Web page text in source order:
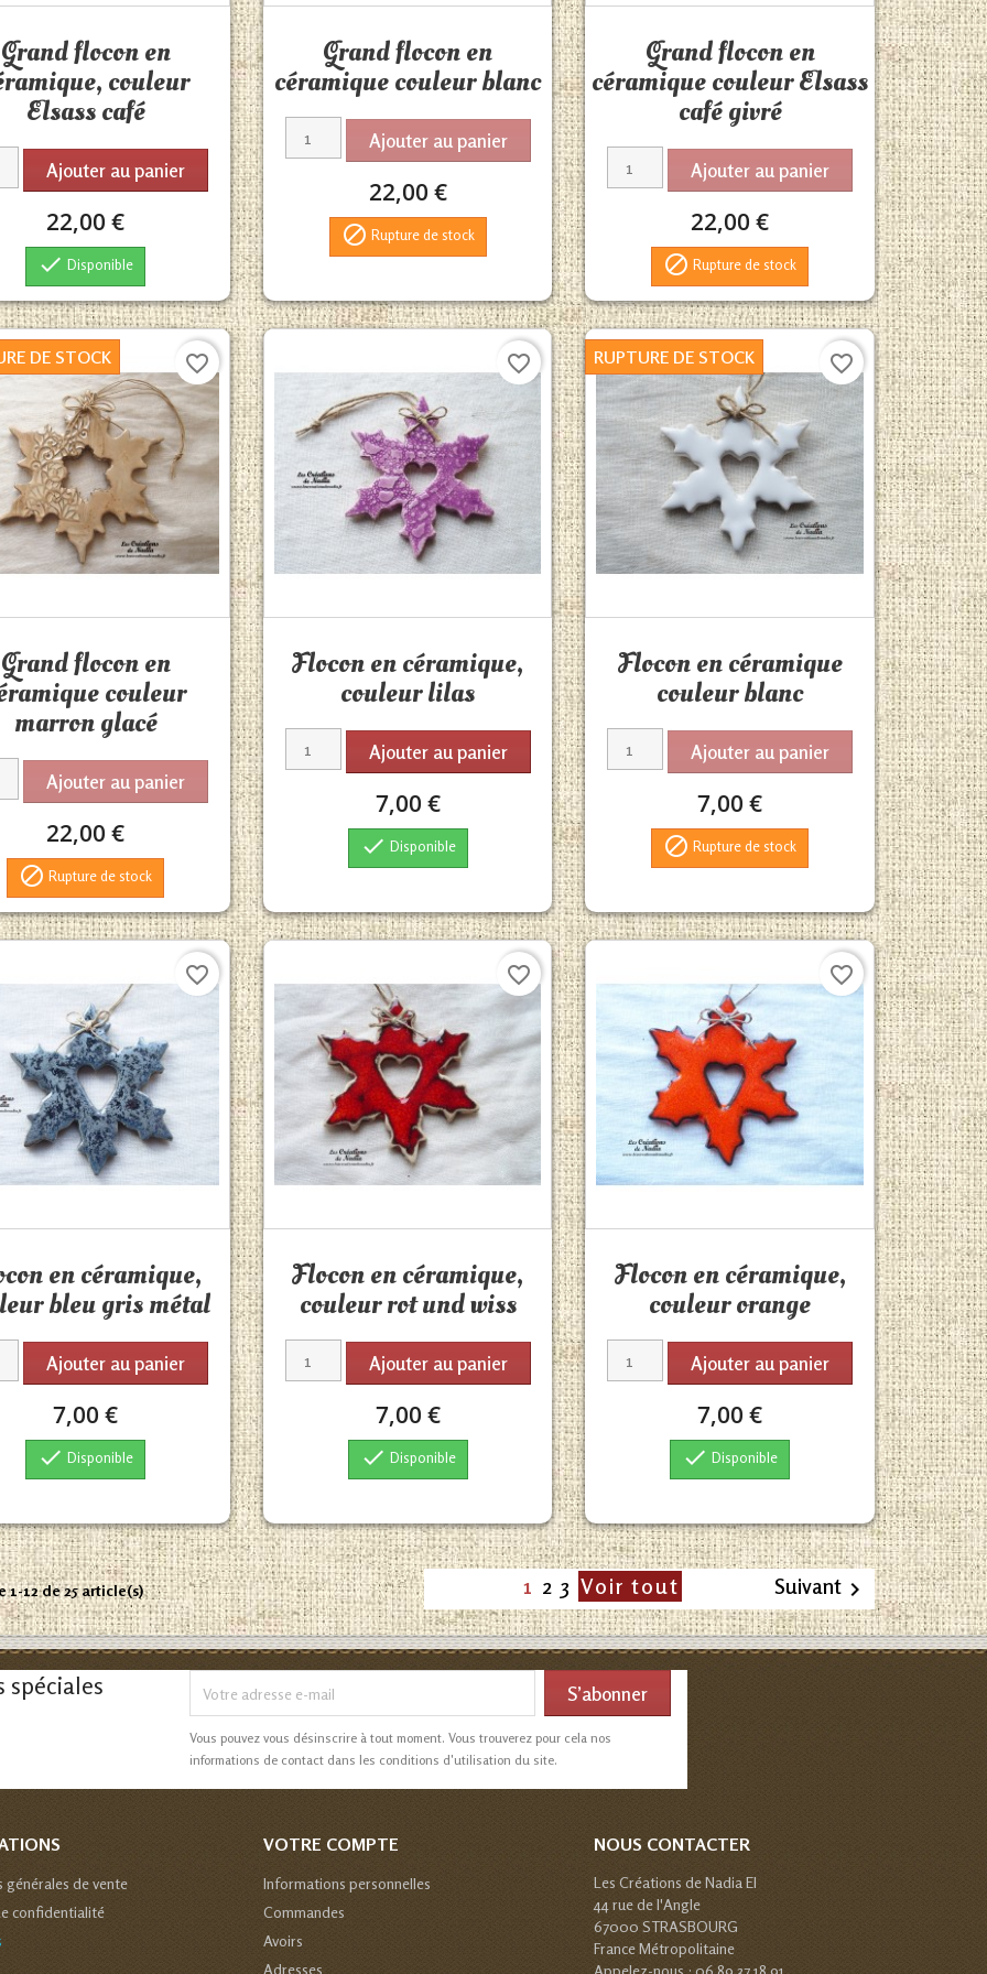
Grand flocon en
couleur
Elsass café
Ajouter au panier
22,00 €
 Disponible
Grand flocon en
céramique couleur blanc
Ajouter au panier
22,00 €
 Rupture de stock
Grand flocon en
céramique couleur Elsass
café givré
Ajouter au panier
22,00 €
 Rupture de stock
Grand flocon en
couleur
marron glacé
Ajouter au panier
22,00 €
 Rupture de stock
DE STOCK favorite_border
Flocon en céramique,
couleur lilas
Ajouter au panier
7,00 €
 Disponible
favorite_border
Flocon en céramique
couleur blanc
Ajouter au panier
7,00 €
 Rupture de stock
RUPTURE DE STOCK favorite_border
en céramique,
bleu gris métal
Ajouter au panier
7,00 €
 Disponible
favorite_border
Flocon en céramique,
couleur rot und wiss
Ajouter au panier
7,00 €
 Disponible
favorite_border
Flocon en céramique,
couleur orange
Ajouter au panier
7,00 €
 Disponible
favorite_border
1-12 de 25 article(s) 1 23 Suivant
Voir tout
spéciales
Vous pouvez vous désinscrire à tout moment. Vous trouverez pour cela nos
informations de contact dans les conditions d'utilisation du site.
générales de vente
confidentialité
VOTRE COMPTE
Informations personnelles
Commandes
Avoirs
Adresses
NOUS CONTACTER
Les Créations de Nadia EI
44 rue de l'Angle
67000 STRASBOURG
France Métropolitaine